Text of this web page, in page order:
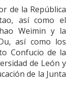
de la República
así como el
Weimin y la
así como los
Confucio de la
de León y
de la Junta